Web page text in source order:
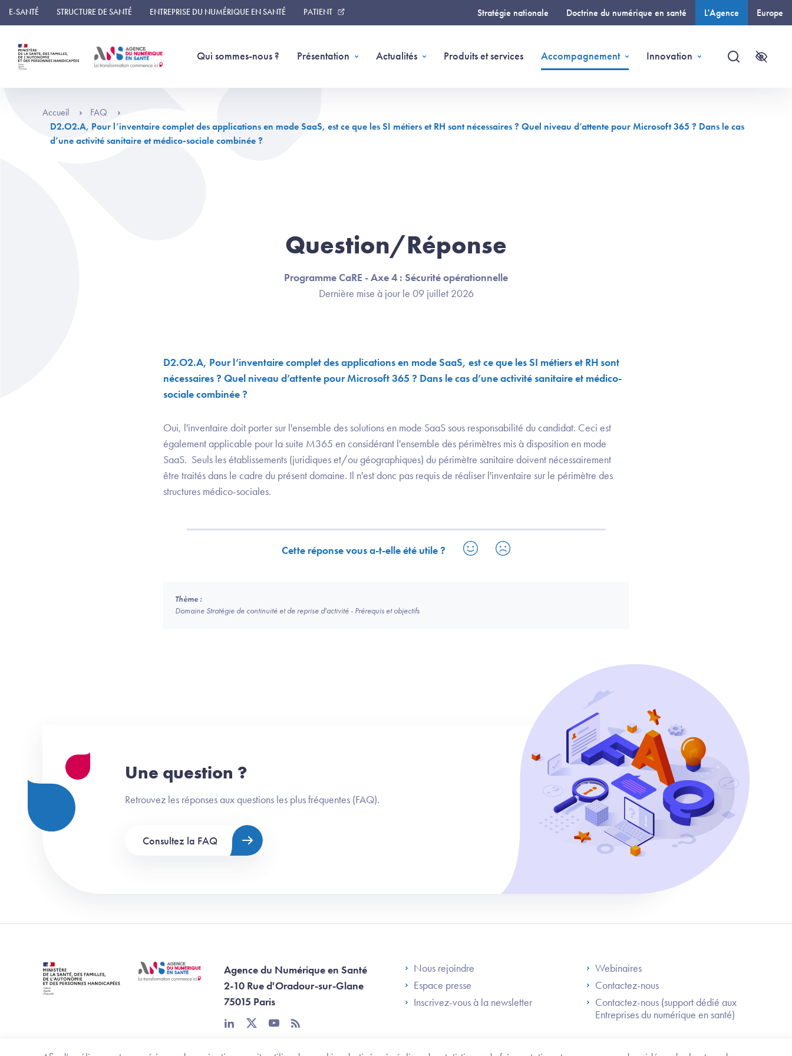
Panneau de gestion des cookies
E-SANTÉ STRUCTURE DE SANTÉ ENTREPRISE DU NUMÉRIQUE EN SANTÉ PATIENT Stratégie nationale Doctrine du numérique en santé L'Agence Europe
Qui sommes-nous ? Présentation Actualités Produits et services Accompagnement Innovation
Recherche
Accueil
FAQ
D2.O2.A, Pour l’inventaire complet des applications en mode SaaS, est ce que les SI métiers et RH sont nécessaires ? Quel niveau d’attente pour Microsoft 365 ? Dans le cas
d’une activité sanitaire et médico-sociale combinée ?
Question/Réponse
Programme CaRE - Axe 4 : Sécurité opérationnelle
Dernière mise à jour le 09 juillet 2026
D2.O2.A, Pour l’inventaire complet des applications en mode SaaS, est ce que les SI métiers et RH sont
nécessaires ? Quel niveau d’attente pour Microsoft 365 ? Dans le cas d’une activité sanitaire et médico-
sociale combinée ?
Oui, l'inventaire doit porter sur l'ensemble des solutions en mode SaaS sous responsabilité du candidat. Ceci est
également applicable pour la suite M365 en considérant l'ensemble des périmètres mis à disposition en mode
SaaS. Seuls les établissements (juridiques et/ou géographiques) du périmètre sanitaire doivent nécessairement
être traités dans le cadre du présent domaine. Il n'est donc pas requis de réaliser l'inventaire sur le périmètre des
structures médico-sociales.
Cette réponse vous a-t-elle été utile ?
Thème :
Domaine Stratégie de continuité et de reprise d'activité - Prérequis et objectifs
Une question ?
Retrouvez les réponses aux questions les plus fréquentes (FAQ).
Consultez la FAQ
Agence du Numérique en Santé
2-10 Rue d'Oradour-sur-Glane
75015 Paris
linkedintwitteryoutube
rss
Footer Left ANS
Nous rejoindre
Espace presse
Inscrivez-vous à la newsletter
Footer Right ANS
Webinaires
Contactez-nous
Contactez-nous (support dédié aux
Entreprises du numérique en santé)